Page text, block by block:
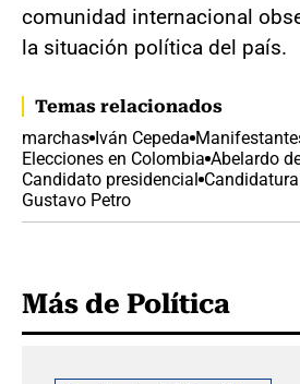
comunidad internacional
la situación política del país.
Temas relacionados
marchas Iván Cepeda
Elecciones en Colombia Abelardo
Candidato presidencial
Gustavo Petro
Más de Política